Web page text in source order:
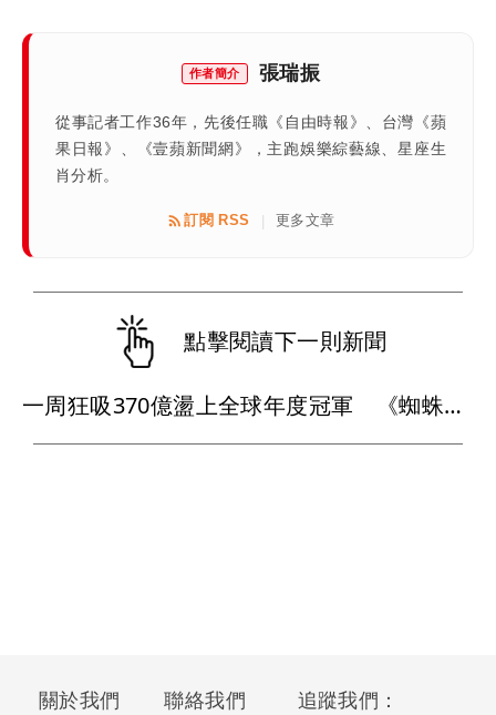
作者簡介 張瑞振
從事記者工作36年，先後任職《自由時報》、台灣《蘋
果日報》、《壹蘋新聞網》，主跑娛樂綜藝線、星座生
肖分析。
訂閱 RSS 更多文章
點擊閱讀下一則新聞
一周狂吸370億盪上全球年度冠軍 《蜘蛛人：重生日》如何打敗超級英雄疲乏？
關於我們 聯絡我們 追蹤我們：